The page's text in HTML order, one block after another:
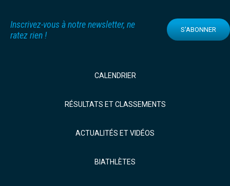
Inscrivez-vous à notre newsletter, ne
ratez rien !
S'ABONNER
CALENDRIER
RÉSULTATS ET CLASSEMENTS
ACTUALITÉS ET VIDÉOS
BIATHLÈTES